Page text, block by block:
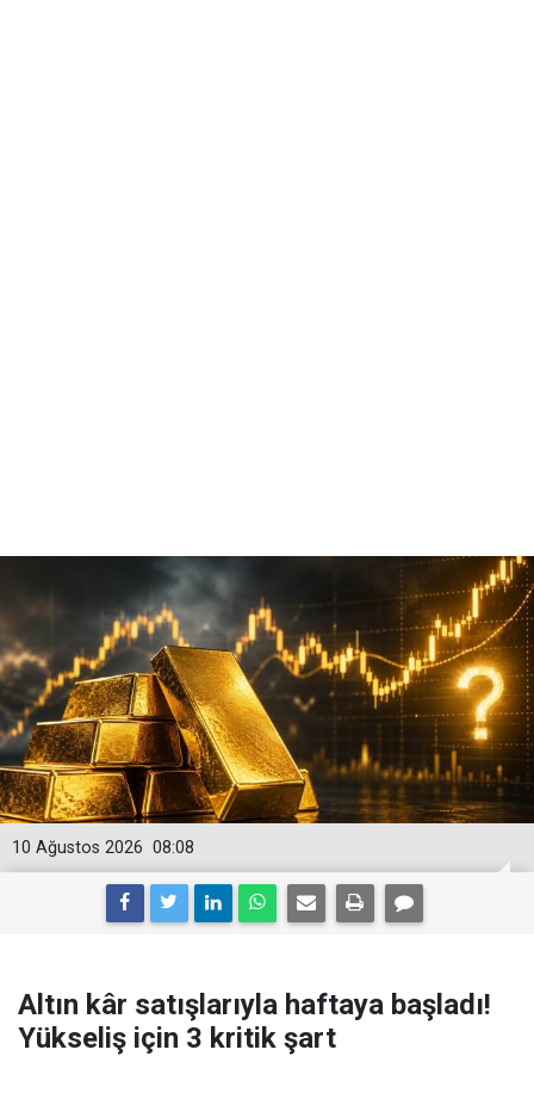
08:08
10 Ağustos 2026
Altın kâr satışlarıyla haftaya başladı!
Yükseliş için 3 kritik şart